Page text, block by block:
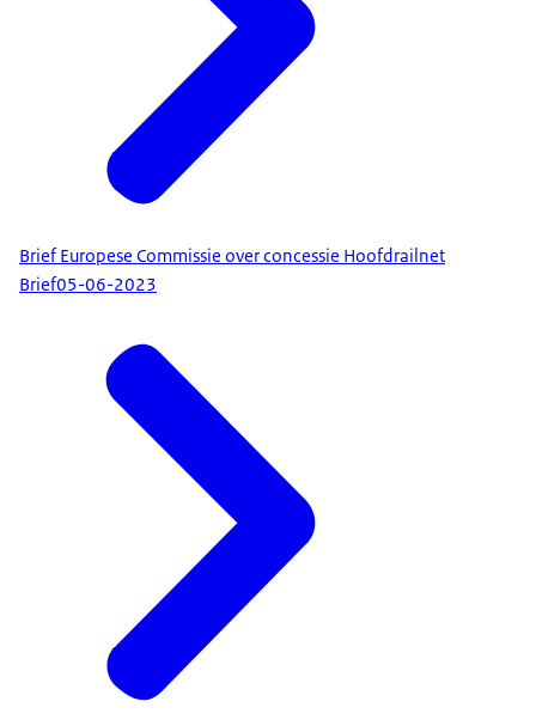
Brief Europese Commissie over concessie Hoofdrailnet
Brief05-06-2023